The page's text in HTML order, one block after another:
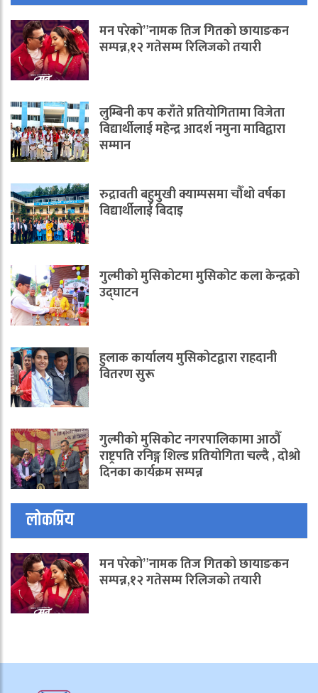
मन परेको”नामक तिज गितको छायाङकन
सम्पन्न,१२ गतेसम्म रिलिजको तयारी
लुम्बिनी कप कराँते प्रतियोगितामा विजेता
विद्यार्थीलाई महेन्द्र आदर्श नमुना माविद्वारा
सम्मान
रुद्रावती बहुमुखी क्याम्पसमा चौँथो वर्षका
विद्यार्थीलाई बिदाइ
गुल्मीको मुसिकोटमा मुसिकोट कला केन्द्रको
उद्घाटन
हुलाक कार्यालय मुसिकोटद्वारा राहदानी
वितरण सुरू
गुल्मीको मुसिकोट नगरपालिकामा आठौँ
राष्ट्रपति रनिङ्ग शिल्ड प्रतियोगिता चल्दै , दोश्रो
दिनका कार्यक्रम सम्पन्न
लोकप्रिय
मन परेको”नामक तिज गितको छायाङकन
सम्पन्न,१२ गतेसम्म रिलिजको तयारी